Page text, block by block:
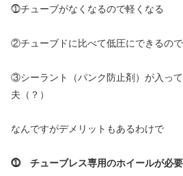
⓵チューブがなくなるので軽くなる
②チューブドに比べて低圧にできるの
③シーラント（パンク防止剤）が入っ
夫（？）
なんですがデメリットもあるわけで
⓵ チューブレス専用のホイールが必